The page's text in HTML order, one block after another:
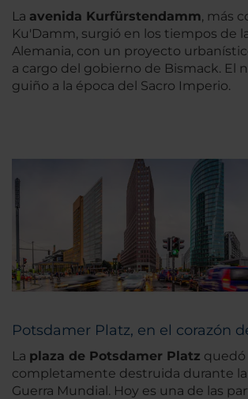
La avenida Kurfürstendamm, más
Ku'Damm, surgió en los tiempos de
Alemania, con un proyecto
a cargo del gobierno de Bismack. El
guiño a la época del Sacro Imperio.
Potsdamer Platz, en el corazón
La plaza de Potsdamer Platz quedó
completamente destruida durante
Guerra Mundial. Hoy es una de las